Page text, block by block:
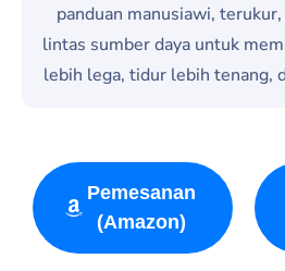
panduan manusiawi,
lintas sumber daya untuk
lebih lega, tidur lebih tenang,
Pemesanan
(Amazon)